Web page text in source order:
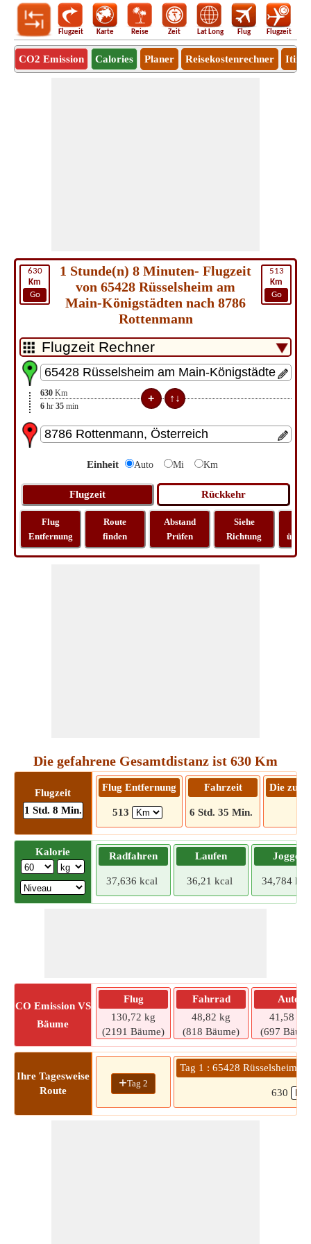
Flugzeit Karte Reise Zeit Lat Long Flug Flugzeit
CO2 Emission Calories Planer Reisekostenrechner
630
Km
Go
513
Km
Go
1 Stunde(n) 8 Minuten- Flugzeit
von 65428 Rüsselsheim am
Main-Königstädten nach 8786
Rottenmann
630 Km
6 hr 35 min
Einheit Auto Mi Km
Flug
Entfernung
Route
finden
Abstand
Prüfen
Siehe
Richtung
Die gefahrene Gesamtdistanz ist 630 Km
Flugzeit
1 Std. 8 Min.
Flug Entfernung
513
Fahrzeit
6 Std. 35 Min.
Die zu
Kalorie Radfahren
37,636 kcal
Laufen
36,21 kcal
Joggen
34,784
CO Emission VS
Bäume
Flug
130,72 kg
(2191 Bäume)
Fahrrad
48,82 kg
(818 Bäume)
Auto
41,58 kg
(697
Ihre Tagesweise
Route
+Tag 2
Tag 1 : 65428 Rüsselsheim
630